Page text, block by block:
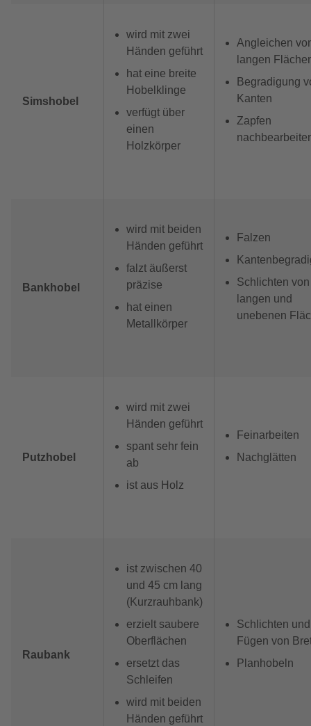
Simshobel
wird mit zwei
Händen geführt
hat eine breite
Hobelklinge
verfügt über
einen
Holzkörper
Angleichen
langen
Begradigung
Kanten
Zapfen
Bankhobel
wird mit beiden
Händen geführt
falzt äußerst
präzise
hat einen
Metallkörper
Falzen
Schlichten von
langen und
unebenen
Putzhobel
wird mit zwei
Händen geführt
spant sehr fein
ab
ist aus Holz
Feinarbeiten
Nachglätten
Raubank
ist zwischen 40
und 45 cm lang
(Kurzrauhbank)
erzielt saubere
Oberflächen
ersetzt das
Schleifen
wird mit beiden
Händen geführt
Schlichten und
Fügen von
Planhobeln